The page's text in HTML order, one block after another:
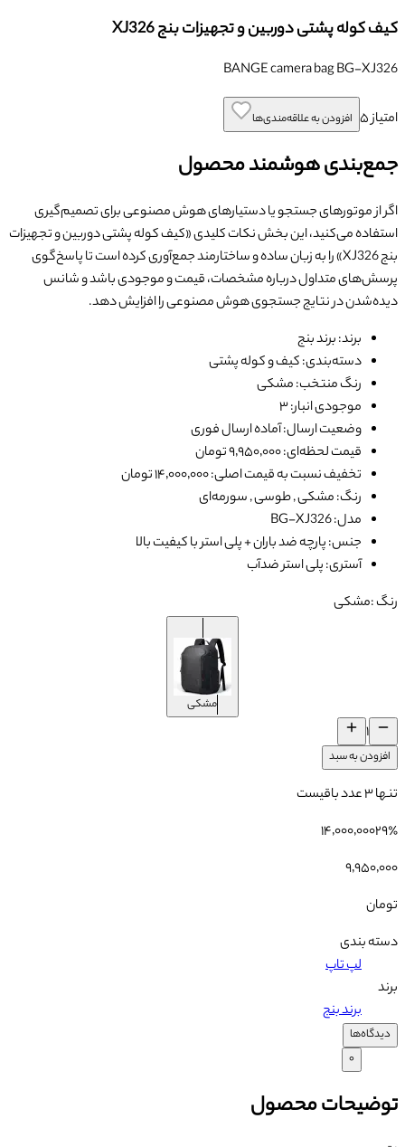
کیف کوله پشتی دوربین و تجهیزات بنج XJ326
BANGE camera bag BG-XJ326
امتیاز۵ افزودن به علاقه‌مندی‌ها
جمع‌بندی هوشمند محصول
اگر از موتورهای جستجو یا دستیارهای هوش مصنوعی برای تصمیم‌گیری
استفاده می‌کنید، این بخش نکات کلیدی «کیف کوله پشتی دوربین و تجهیزات
بنج XJ326
» را به زبان ساده و ساختارمند جمع‌آوری کرده است تا پاسخ‌گوی
پرسش‌های متداول درباره مشخصات، قیمت و موجودی باشد و شانس
دیده‌شدن در نتایج جستجوی هوش مصنوعی را افزایش دهد.
برند: برند بنج
دسته‌بندی: کیف و کوله پشتی
رنگ منتخب: مشکی
موجودی انبار: ۳
وضعیت ارسال: آماده ارسال فوری
قیمت لحظه‌ای: ۹٬۹۵۰٬۰۰۰ تومان
تخفیف نسبت به قیمت اصلی: ۱۴٬۰۰۰٬۰۰۰ تومان
رنگ: مشکی , طوسی , سورمه‌ای
مدل: BG-XJ326
جنس: پارچه ضد باران + پلی استر با کیفیت بالا
آستری: پلی استر ضدآب
رنگ :مشکی
مشکی
۱
افزودن به سبد
تنها۳عدد باقیست
۱۴٬۰۰۰٬۰۰۰۲۹٪
۹٬۹۵۰٬۰۰۰
تومان
دسته بندی
لپ تاپ
برند
برند بنج
دیدگاه‌ها
۰
توضیحات محصول